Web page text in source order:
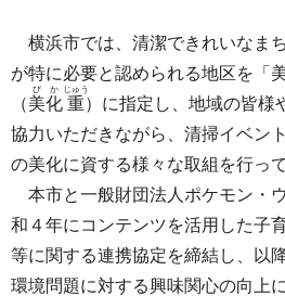
横浜市では、清潔できれいなま
が特に必要と認められる地区を「
（美化
びか
重
じゅう
）に指定し、地域の皆様
協力いただきながら、清掃イベン
の美化に資する様々な取組を行っ
本市と一般財団法人ポケモン・
和４年にコンテンツを活用した子
等に関する連携協定を締結し、以
環境問題に対する興味関心の向上